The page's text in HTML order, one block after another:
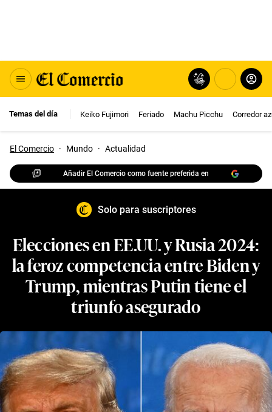
Temas del día Keiko Fujimori Feriado Machu Picchu Corredor
El Comercio · Mundo · Actualidad
Añadir El Comercio como fuente preferida en
Solo para suscriptores
Elecciones en EE.UU. y Rusia 2024:
la feroz competencia entre Biden y
Trump, mientras Putin tiene el
triunfo asegurado